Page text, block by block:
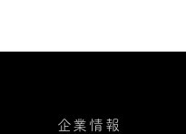
企業情報